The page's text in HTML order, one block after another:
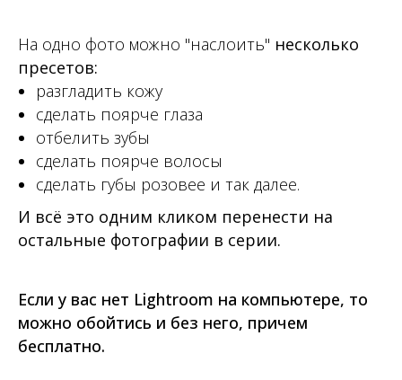
На одно фото можно "наслоить" несколько
пресетов:
разгладить кожу
сделать поярче глаза
отбелить зубы
сделать поярче волосы
сделать губы розовее и так далее.
И всё это одним кликом перенести на
остальные фотографии в серии.
Если у вас нет Lightroom на компьютере, то
можно обойтись и без него, причем
бесплатно.